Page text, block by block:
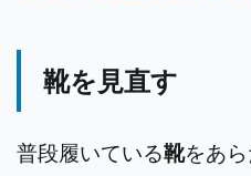
靴を見直す
普段履いている靴をあ